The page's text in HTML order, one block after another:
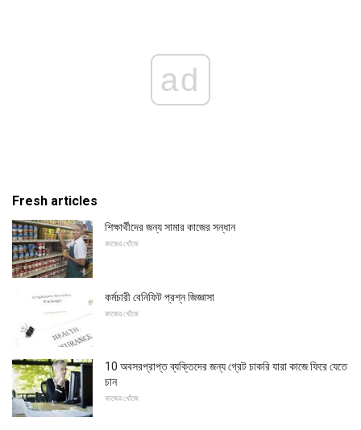
ad
Fresh articles
শিক্ষার্থীদের জন্য সামার কাজের সন্ধান
কাজের খোঁজে
কর্মচারী বেনিফিট প্রশ্ন জিজ্ঞাসা
কাজের খোঁজে
10 অবসরপ্রাপ্ত ব্যক্তিদের জন্য গ্রেট চাকরি যারা কাজে ফিরে যেতে
চান
কাজের খোঁজে